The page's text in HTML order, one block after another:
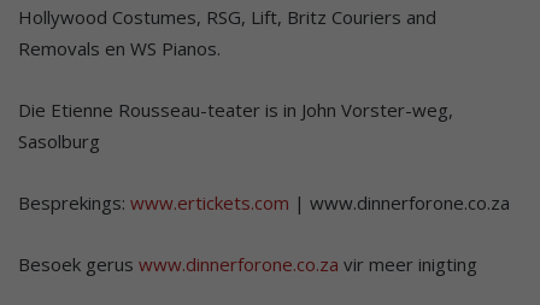
Hollywood Costumes, RSG, Lift, Britz Couriers and
Removals en WS Pianos.
Die Etienne Rousseau-teater is in John Vorster-weg,
Sasolburg
Besprekings: www.ertickets.com | www.dinnerforone.co.za
Besoek gerus www.dinnerforone.co.za vir meer inigting